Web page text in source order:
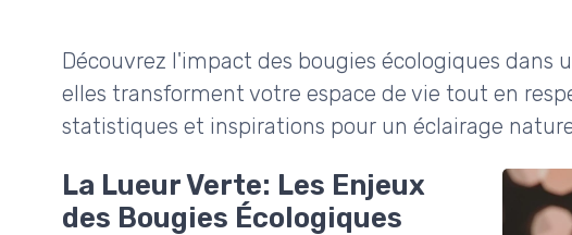
Découvrez l'impact des bougies écologiques
elles transforment votre espace de vie tout en
statistiques et inspirations pour un éclairage
La Lueur Verte: Les Enjeux
des Bougies Écologiques